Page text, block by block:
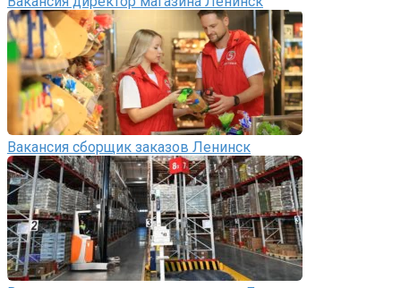
Вакансия сборщик заказов Ленинск